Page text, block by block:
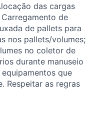
das cargas
de
de pallets para
nos pallets/volumes;
no coletor de
durante manuseio
que
Respeitar as regras